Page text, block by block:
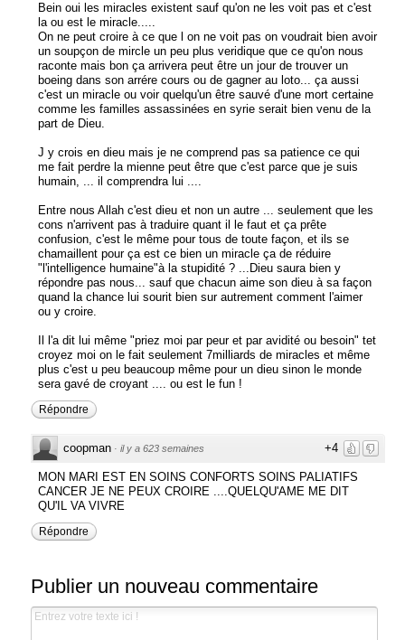
Bein oui les miracles existent sauf qu'on ne les voit pas et c'est
la ou est le miracle.....
On ne peut croire à ce que l on ne voit pas on voudrait bien avoir
un soupçon de mircle un peu plus veridique que ce qu'on nous
raconte mais bon ça arrivera peut être un jour de trouver un
boeing dans son arrére cours ou de gagner au loto... ça aussi
c'est un miracle ou voir quelqu'un être sauvé d'une mort certaine
comme les familles assassinées en syrie serait bien venu de la
part de Dieu.
J y crois en dieu mais je ne comprend pas sa patience ce qui
me fait perdre la mienne peut être que c'est parce que je suis
humain, ... il comprendra lui ....
Entre nous Allah c'est dieu et non un autre ... seulement que les
cons n'arrivent pas à traduire quant il le faut et ça prête
confusion, c'est le même pour tous de toute façon, et ils se
chamaillent pour ça est ce bien un miracle ça de réduire
"l'intelligence humaine"à la stupidité ? ...Dieu saura bien y
répondre pas nous... sauf que chacun aime son dieu à sa façon
quand la chance lui sourit bien sur autrement comment l'aimer
ou y croire.
Il l'a dit lui même "priez moi par peur et par avidité ou besoin" tet
croyez moi on le fait seulement 7milliards de miracles et même
plus c'est u peu beaucoup même pour un dieu sinon le monde
sera gavé de croyant .... ou est le fun !
Répondre
+4
coopman · il y a 623 semaines
MON MARI EST EN SOINS CONFORTS SOINS PALIATIFS
CANCER JE NE PEUX CROIRE ....QUELQU'AME ME DIT
QU'IL VA VIVRE
Répondre
Publier un nouveau commentaire